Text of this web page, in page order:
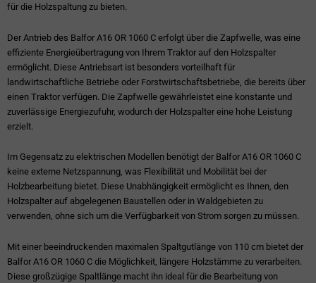
für die Holzspaltung zu bieten.
Der Antrieb des Balfor A16 OR 1060 C erfolgt über die Zapfwelle, was eine
effiziente Energieübertragung von Ihrem Traktor auf den Holzspalter
ermöglicht. Diese Antriebsart ist besonders vorteilhaft für
landwirtschaftliche Betriebe oder Forstwirtschaftsbetriebe, die bereits über
einen Traktor verfügen. Die Zapfwelle gewährleistet eine konstante und
zuverlässige Energiezufuhr, wodurch der Holzspalter eine hohe Leistung
erzielt.
Im Gegensatz zu elektrischen Modellen benötigt der Balfor A16 OR 1060 C
keine externe Netzspannung, was Flexibilität und Mobilität bei der
Holzbearbeitung bietet. Diese Unabhängigkeit ermöglicht es Ihnen, den
Holzspalter auf abgelegenen Baustellen oder in Waldgebieten zu
verwenden, ohne sich um die Verfügbarkeit von Strom sorgen zu müssen.
Mit einer beeindruckenden maximalen Spaltgutlänge von 110 cm bietet der
Balfor A16 OR 1060 C die Möglichkeit, längere Holzstämme zu verarbeiten.
Diese großzügige Spaltlänge macht ihn ideal für die Bearbeitung von